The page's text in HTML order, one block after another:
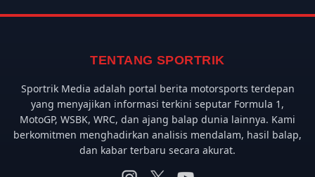
TENTANG SPORTRIK
Sportrik Media adalah portal berita motorsports terdepan
yang menyajikan informasi terkini seputar Formula 1,
MotoGP, WSBK, WRC, dan ajang balap dunia lainnya. Kami
berkomitmen menghadirkan analisis mendalam, hasil balap,
dan kabar terbaru secara akurat.